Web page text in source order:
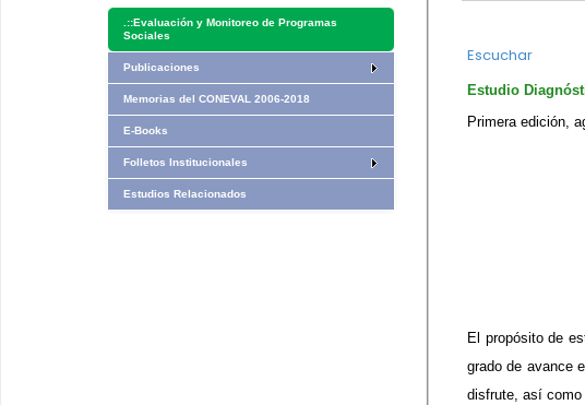
.::Evaluación y Monitoreo de Programas
Sociales
Publicaciones
Memorias del CONEVAL 2006-2018
E-Books
Folletos Institucionales
Estudios Relacionados
Escuchar
​​Estudio
Primera edición,
El propósito de
grado de avance
disfrute, así